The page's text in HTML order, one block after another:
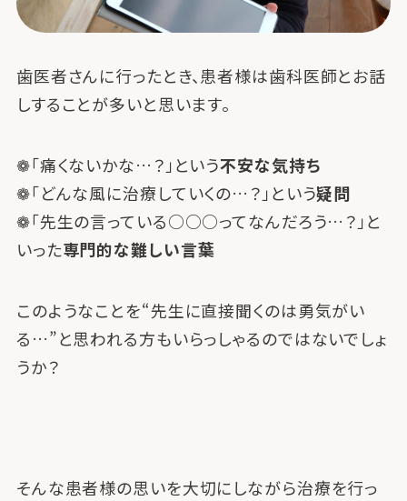
歯医者さんに行ったとき、患者様は歯科医師とお話
しすることが多いと思います。
❁「痛くないかな…？」という不安な気持ち
❁「どんな風に治療していくの…？」という疑問
❁「先生の言っている○○○ってなんだろう…？」と
いった専門的な難しい言葉
このようなことを“先生に直接聞くのは勇気がい
る…”と思われる方もいらっしゃるのではないでしょ
うか？
そんな患者様の思いを大切にしながら治療を行っ